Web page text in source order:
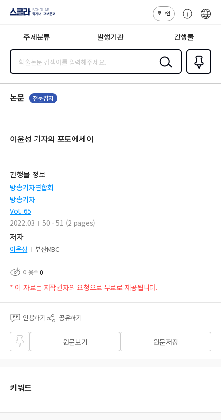
지사·교보문고
로그인
센
주제분류 발행기관 간행물
검색
즐겨찾
기0
논문 전문잡지
이윤성 기자의 포토에세이
간행물 정보
방송기자연합회
방송기자
Vol. 65
2022.03
50 - 51 (2 pages)
저자
이윤성 부산MBC
이용수0
* 이 자료는 저작권자의 요청으로 무료로 제공됩니다.
인용하기 공유하기
즐겨
찾기
원문보기 원문저장
키워드